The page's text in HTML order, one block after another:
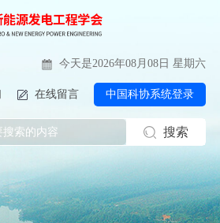
今天是2026年08月08日 星期六
在线留言 中国科协系统登录
搜索